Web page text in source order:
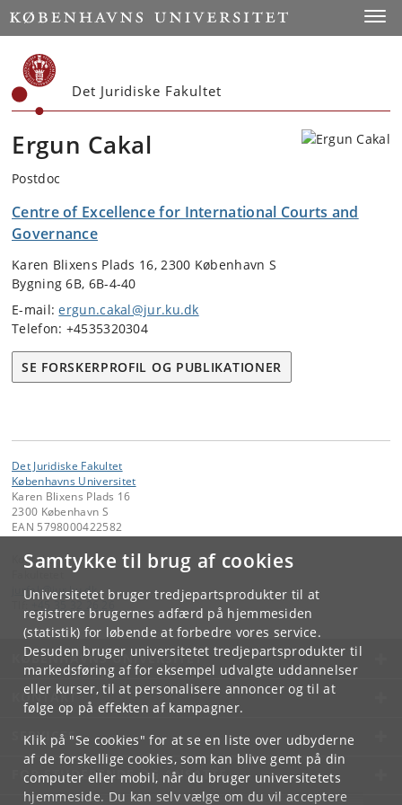
Samtykke til brug af cookies
Universitetet bruger tredjepartsprodukter til at
registrere brugernes adfærd på hjemmesiden
(statistik) for løbende at forbedre vores service.
Desuden bruger universitetet tredjepartsprodukter til
markedsføring af for eksempel udvalgte uddannelser
eller kurser, til at personalisere annoncer og til at
følge op på effekten af kampagner.
Klik på "Se cookies" for at se en liste over udbyderne
af de forskellige cookies, som kan blive gemt på din
computer eller mobil, når du bruger universitetets
hjemmeside. Du kan selv vælge om du vil acceptere
Start
Det Juridiske Fakultet
Ergun Cakal
Postdoc
Centre of Excellence for International Courts and
Governance
Karen Blixens Plads 16, 2300 København S
Bygning 6B, 6B-4-40
E-mail:ergun.cakal@jur.ku.dk
Telefon: +4535320304
SE FORSKERPROFIL OG PUBLIKATIONER
Det Juridiske Fakultet
Københavns Universitet
Karen Blixens Plads 16
2300 København S
EAN 5798000422582
Kontakt:
jurfak @jur.ku.dk
KØBENHAVNS UNIVERSITET
KONTAKT
SERVICES
FOR STUDERENDE OG ANSATTE